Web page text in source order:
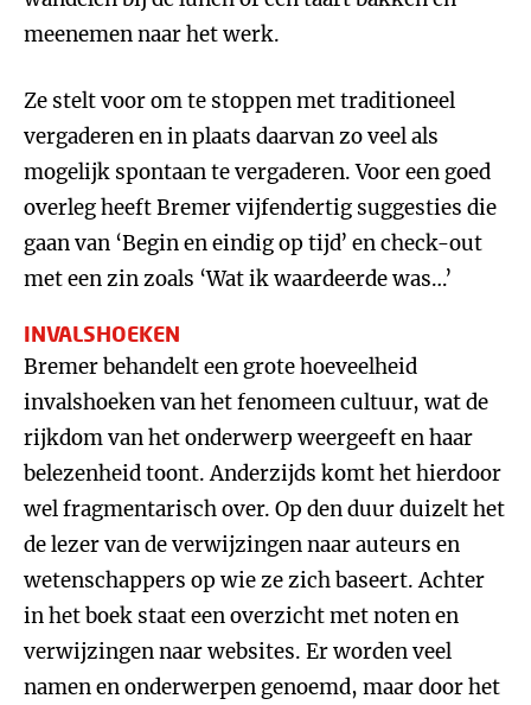
meenemen naar het werk.
Ze stelt voor om te stoppen met traditioneel
vergaderen en in plaats daarvan zo veel als
mogelijk spontaan te vergaderen. Voor een goed
overleg heeft Bremer vijfendertig suggesties die
gaan van ‘Begin en eindig op tijd’ en check-out
met een zin zoals ‘Wat ik waardeerde was…’
INVALSHOEKEN
Bremer behandelt een grote hoeveelheid
invalshoeken van het fenomeen cultuur, wat de
rijkdom van het onderwerp weergeeft en haar
belezenheid toont. Anderzijds komt het hierdoor
wel fragmentarisch over. Op den duur duizelt het
de lezer van de verwijzingen naar auteurs en
wetenschappers op wie ze zich baseert. Achter
in het boek staat een overzicht met noten en
verwijzingen naar websites. Er worden veel
namen en onderwerpen genoemd, maar door het